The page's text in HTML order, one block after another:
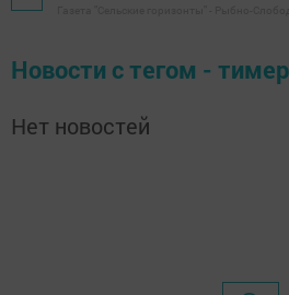
Новости с тегом - тимер
Нет новостей